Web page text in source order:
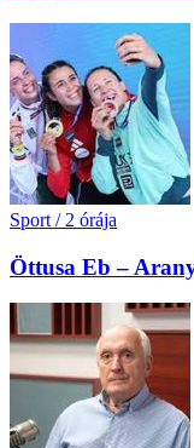
Sport / 2 órája
Öttusa Eb –